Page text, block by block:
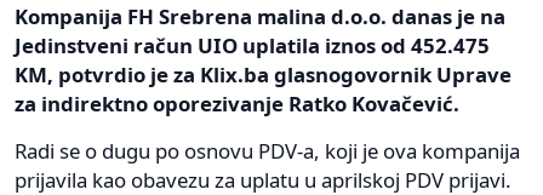
Kompanija FH Srebrena malina d.o.o. danas je na
Jedinstveni račun UIO uplatila iznos od 452.475
KM, potvrdio je za Klix.ba glasnogovornik Uprave
za indirektno oporezivanje Ratko Kovačević.
Radi se o dugu po osnovu PDV-a, koji je ova kompanija
prijavila kao obavezu za uplatu u aprilskoj PDV prijavi.